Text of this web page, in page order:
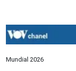
Mundial 2026